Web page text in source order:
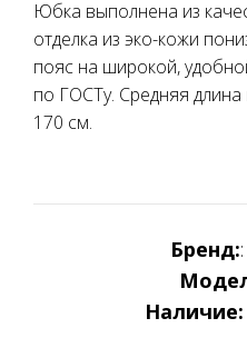
Юбка выполнена из
отделка из эко-кожи
пояс на широкой,
по ГОСТу. Средняя
170 см.
Бренд::
Наличие: